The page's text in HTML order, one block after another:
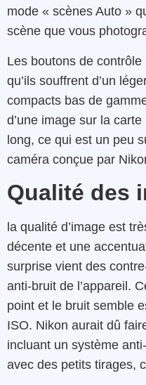
mode « scènes Auto »
scène que vous
Les boutons de
qu’ils souffrent d’un
compacts bas de
d’une image sur la
long, ce qui est un peu
caméra conçue par
Qualité des
la qualité d’image est
décente et une
surprise vient des
anti-bruit de l’appareil.
point et le bruit semble
ISO. Nikon aurait dû
incluant un système
avec des petits tirages,